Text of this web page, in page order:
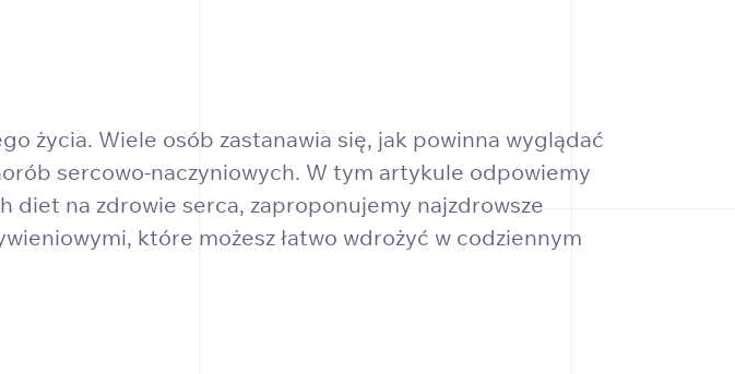
życia. Wiele osób zastanawia się, jak powinna wyglądać
sercowo-naczyniowych. W tym artykule odpowiemy
diet na zdrowie serca, zaproponujemy najzdrowsze
które możesz łatwo wdrożyć w codziennym